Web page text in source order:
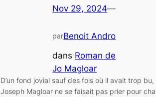
Nov 29, 2024—
parBenoit Andro
dans Roman de
Jo Magloar
D’un fond jovial sauf des fois où il avait trop bu,
Joseph Magloar ne se faisait pas prier pour